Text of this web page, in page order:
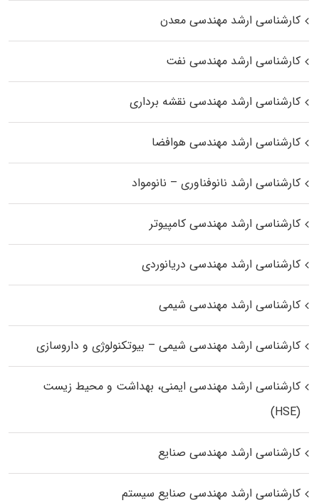
کارشناسی ارشد مهندسی معدن
کارشناسی ارشد مهندسی نفت
کارشناسی ارشد مهندسی نقشه برداری
کارشناسی ارشد مهندسی هوافضا
کارشناسی ارشد نانوفناوری – نانومواد
کارشناسی ارشد مهندسی کامپیوتر
کارشناسی ارشد مهندسی دریانوردی
کارشناسی ارشد مهندسی شیمی
کارشناسی ارشد مهندسی شیمی – بیوتکنولوژی و داروسازی
کارشناسی ارشد مهندسی ایمنی، بهداشت و محیط زیست
(HSE)
کارشناسی ارشد مهندسی صنایع
کارشناسی ارشد مهندسی صنایع سیستم